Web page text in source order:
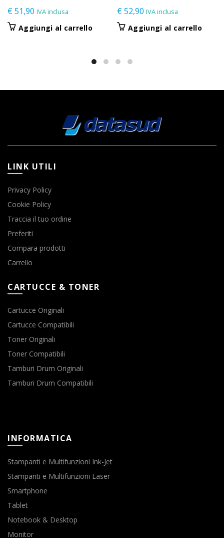
€51,90 IVA inclusa
Aggiungi al carrello
€52,90 IVA inclusa
Aggiungi al carrello
LINK UTILI
Privacy Policy
Cookie Policy
Traccia il tuo ordine
Preferiti
Compara prodotti
Carrello
CARTUCCE & TONER
Cartucce Originali
Cartucce Compatibili
Toner Originali
Toner Compatibili
Tamburi Drum Originali
Tamburi Drum Compatibili
INFORMATICA
Stampanti e Multifunzioni Ink-Jet
Stampanti e Multifunzioni Laser
Smartphone
Tablet
Notebook & Desktop
Monitor